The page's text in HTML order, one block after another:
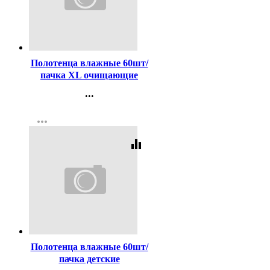
Полотенца влажные 60шт/
пачка XL очищающие
...
Регистрация
more_horiz
equalizer
Полотенца влажные 60шт/
пачка детские